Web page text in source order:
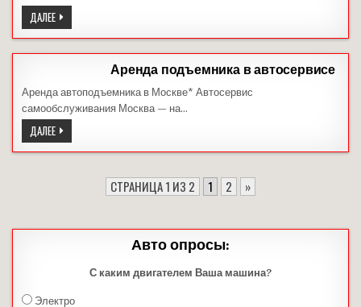
ДАЛЕЕЗАМЕНА
АМОРТИЗАТОРОВ
ЦЕНА
850
Аренда подъемника в автосервисе
Аренда автоподъемника в Москве* Автосервис
самообслуживания Москва — на…
ДАЛЕЕАРЕНДА
ПОДЪЕМНИКА
В
СТРАНИЦА 1 ИЗ 2 1 2 »
Авто опросы:
С каким двигателем Ваша машина?
Электро